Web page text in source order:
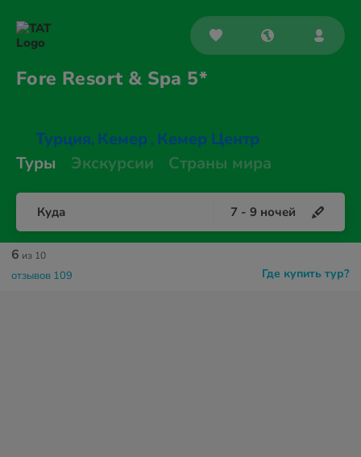
Fore Resort & Spa 5*
Турция, Кемер , Кемер Центр
Туры
Экскурсии Страны мира
Куда 7 - 9 ночей
Где купить тур?
6 из 10
отзывов 109